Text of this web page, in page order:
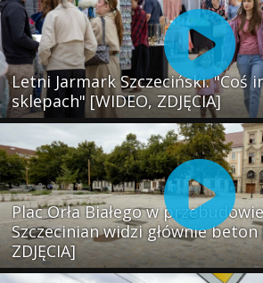
Letni Jarmark Szczeciński. "Coś
sklepach" [WIDEO, ZDJĘCIA]
Plac Orła Białego w
Szczecinian widzi głównie beton
ZDJĘCIA]